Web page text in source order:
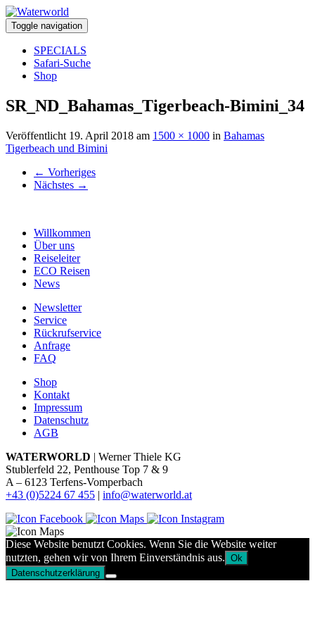
Toggle navigation
SPECIALS
Safari-Suche
Shop
SR_ND_Bahamas_Tigerbeach-Bimini_34
Veröffentlicht 19. April 2018 am 1500 × 1000 in Bahamas
Tigerbeach und Bimini
← Vorheriges
Nächstes →
Willkommen
Über uns
Reiseleiter
ECO Reisen
News
Newsletter
Service
Rückrufservice
Anfrage
FAQ
Shop
Kontakt
Impressum
Datenschutz
AGB
WATERWORLD | Werner Thiele KG
Stublerfeld 22, Penthouse Top 7 & 9
A – 6123 Terfens-Vomperbach
+43 (0)5224 67 455 | info@waterworld.at
Diese Website benutzt Cookies. Wenn Sie die Website weiter
nutzten, gehen wir von Ihrem Einverständnis aus. Ok
Datenschutzerklärung